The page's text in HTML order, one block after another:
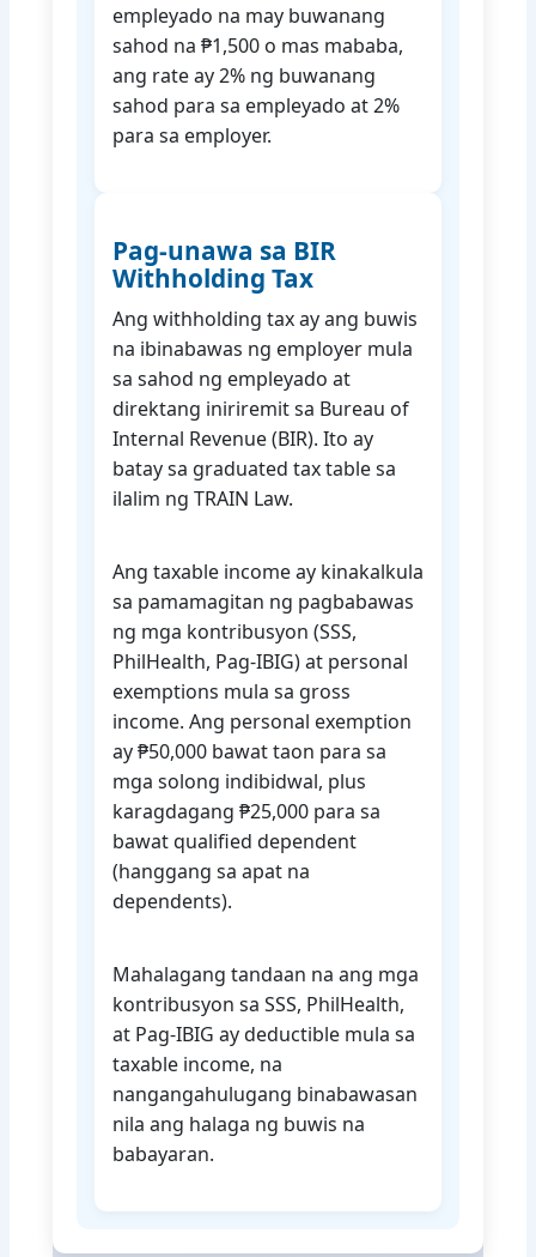
empleyado na may buwanang
sahod na ₱1,500 o mas mababa,
ang rate ay 2% ng buwanang
sahod para sa empleyado at 2%
para sa employer.
Pag-unawa sa BIR
Withholding Tax
Ang withholding tax ay ang buwis
na ibinabawas ng employer mula
sa sahod ng empleyado at
direktang iniriremit sa Bureau of
Internal Revenue (BIR). Ito ay
batay sa graduated tax table sa
ilalim ng TRAIN Law.
Ang taxable income ay kinakalkula
sa pamamagitan ng pagbabawas
ng mga kontribusyon (SSS,
PhilHealth, Pag-IBIG) at personal
exemptions mula sa gross
income. Ang personal exemption
ay ₱50,000 bawat taon para sa
mga solong indibidwal, plus
karagdagang ₱25,000 para sa
bawat qualified dependent
(hanggang sa apat na
dependents).
Mahalagang tandaan na ang mga
kontribusyon sa SSS, PhilHealth,
at Pag-IBIG ay deductible mula sa
taxable income, na
nangangahulugang binabawasan
nila ang halaga ng buwis na
babayaran.